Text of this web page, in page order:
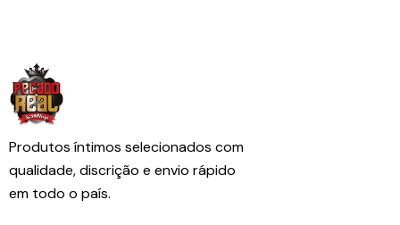
Produtos íntimos selecionados com
qualidade, discrição e envio rápido
em todo o país.